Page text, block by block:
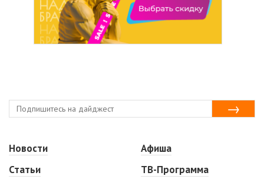
Новости
Статьи
Афиша
ТВ-Программа